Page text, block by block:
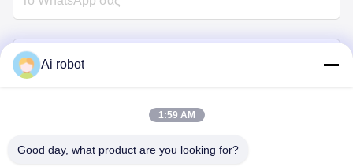
Στείλε τώρα
Ai robot
1:59 AM
Good day, what product are you looking for?